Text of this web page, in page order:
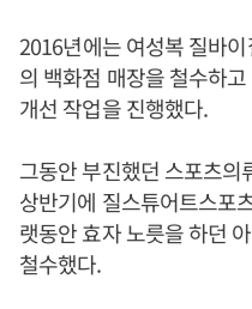
2016년에는 여성복 질바
의 백화점 매장을 철수하
개선 작업을 진행했다.
그동안 부진했던 스포츠
상반기에 질스튜어트스포
랫동안 효자 노릇을 하던
철수했다.